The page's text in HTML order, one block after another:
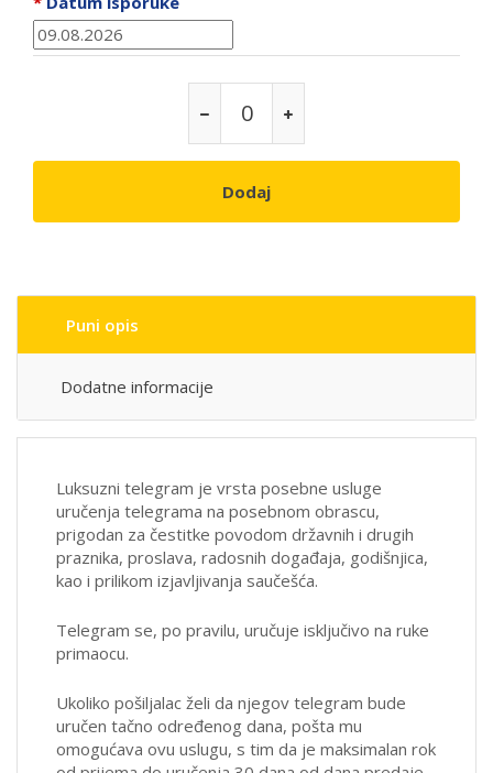
Dodaj
Puni opis
Dodatne informacije
Luksuzni telegram je vrsta posebne usluge
uručenja telegrama na posebnom obrascu,
prigodan za čestitke povodom državnih i drugih
praznika, proslava, radosnih događaja, godišnjica,
kao i prilikom izjavljivanja saučešća.
Telegram se, po pravilu, uručuje isključivo na ruke
primaocu.
Ukoliko pošiljalac želi da njegov telegram bude
uručen tačno određenog dana, pošta mu
omogućava ovu uslugu, s tim da je maksimalan rok